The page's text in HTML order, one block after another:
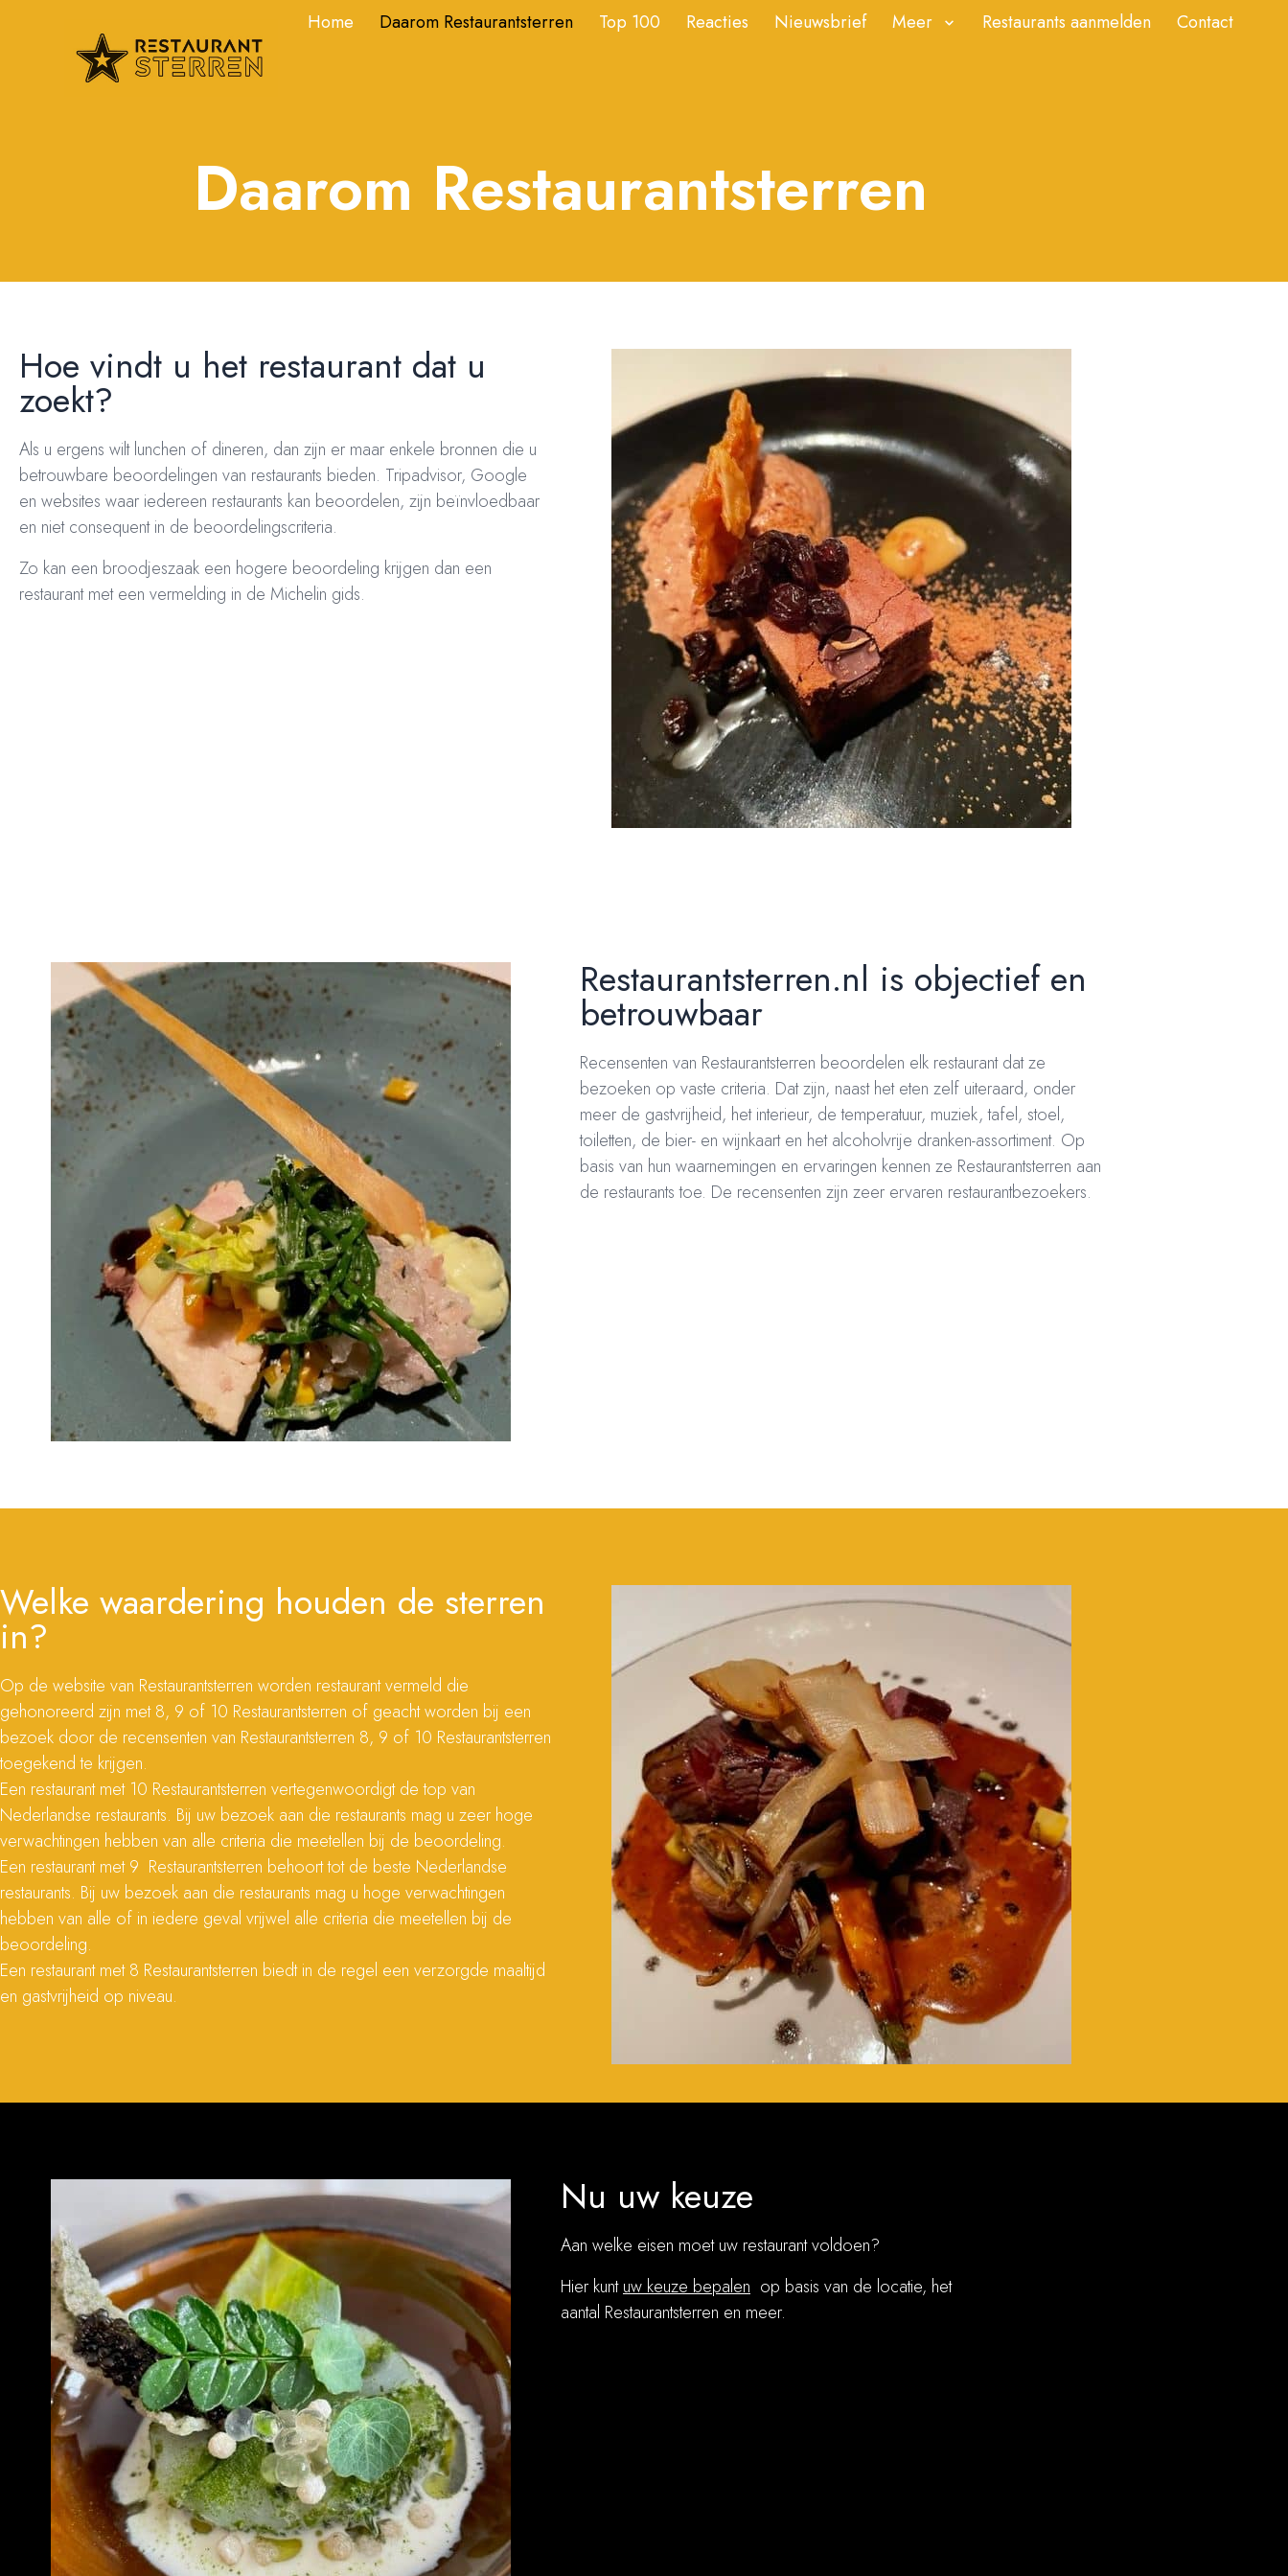
Home Daarom Restaurantsterren Top 100 Reacties Nieuwsbrief Meer Restaurants aanmelden Contact
Daarom Restaurantsterren
Hoe vindt u het restaurant dat u
zoekt?
Als u ergens wilt lunchen of dineren, dan zijn er maar enkele bronnen die u
betrouwbare beoordelingen van restaurants bieden. Tripadvisor, Google
en websites waar iedereen restaurants kan beoordelen, zijn beïnvloedbaar
en niet consequent in de beoordelingscriteria.
Zo kan een broodjeszaak een hogere beoordeling krijgen dan een
restaurant met een vermelding in de Michelin gids.
Restaurantsterren.nl is objectief en
betrouwbaar
Recensenten van Restaurantsterren beoordelen elk restaurant dat ze
bezoeken op vaste criteria. Dat zijn, naast het eten zelf uiteraard, onder
meer de gastvrijheid, het interieur, de temperatuur, muziek, tafel, stoel,
toiletten, de bier- en wijnkaart en het alcoholvrije dranken-assortiment. Op
basis van hun waarnemingen en ervaringen kennen ze Restaurantsterren aan
de restaurants toe. De recensenten zijn zeer ervaren restaurantbezoekers.
Welke waardering houden de sterren
in?
Op de website van Restaurantsterren worden restaurant vermeld die
gehonoreerd zijn met 8, 9 of 10 Restaurantsterren of geacht worden bij een
bezoek door de recensenten van Restaurantsterren 8, 9 of 10 Restaurantsterren
toegekend te krijgen.
Een restaurant met 10 Restaurantsterren vertegenwoordigt de top van
Nederlandse restaurants. Bij uw bezoek aan die restaurants mag u zeer hoge
verwachtingen hebben van alle criteria die meetellen bij de beoordeling.
Een restaurant met 9 Restaurantsterren behoort tot de beste Nederlandse
restaurants. Bij uw bezoek aan die restaurants mag u hoge verwachtingen
hebben van alle of in iedere geval vrijwel alle criteria die meetellen bij de
beoordeling.
Een restaurant met 8 Restaurantsterren biedt in de regel een verzorgde maaltijd
en gastvrijheid op niveau.
Nu uw keuze
Aan welke eisen moet uw restaurant voldoen?
Hier kuntuw keuze bepalen op basis van de locatie, het
aantal Restaurantsterren en meer.